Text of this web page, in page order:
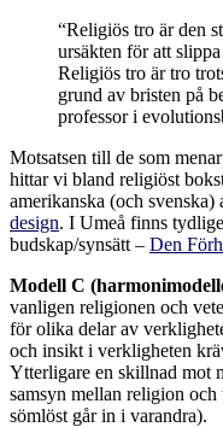
“Religiös tro är den
ursäkten för att
Religiös tro är tro
grund av bristen på
professor i
Motsatsen till de som
hittar vi bland religiöst
amerikanska (och svenska)
design. I Umeå finns
budskap/synsätt – Den
Modell C
vanligen religionen och
för olika delar av
och insikt i verkligheten
Ytterligare en skillnad mot
samsyn mellan religion
sömlöst går in i varandra).